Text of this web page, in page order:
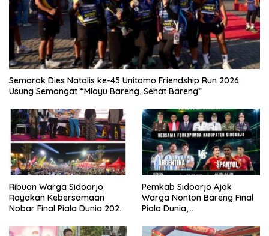
Semarak Dies Natalis ke-45 Unitomo Friendship Run 2026:
Usung Semangat “Mlayu Bareng, Sehat Bareng”
Ribuan Warga Sidoarjo
Rayakan Kebersamaan
Nobar Final Piala Dunia 2026
Forkopimda
Pemkab Sidoarjo Ajak
Warga Nonton Bareng Final
Piala Dunia,